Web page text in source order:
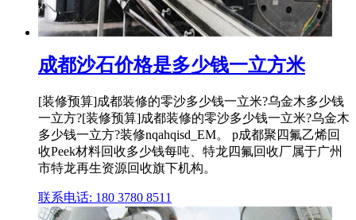
成都沙石价格是多少钱一立方米
[装修预算]成都装修的零沙多少钱一立米?乌金木多少钱
一立方?[装修预算]成都装修的零沙多少钱一立米?乌金木
多少钱一立方?装修nqahqisd_EM。 p成都聚四氟乙烯回
收Peek材料回收多少钱每吨、特龙四氟回收厂属于广州
市特龙再生资源回收旗下机构。
联系电话: 180 3780 8511